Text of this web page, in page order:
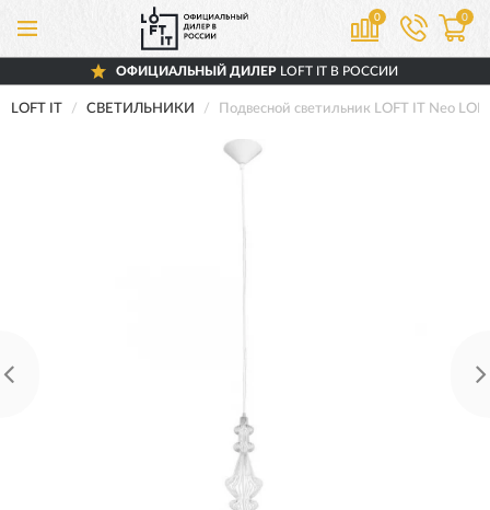
0 0
ОФИЦИАЛЬНЫЙ ДИЛЕРLOFT IT В РОССИИ
LOFT IT СВЕТИЛЬНИКИ Подвесной светильник LOFT IT Neo